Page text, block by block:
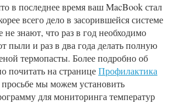
в последнее время ваш MacBook стал
всего дело в засорившейся системе
знают, что раз в год необходимо
пыли и раз в два года делать полную
термопасты. Более подробно об
почитать на страницеПрофилактика
мы можем установить
для мониторинга температур